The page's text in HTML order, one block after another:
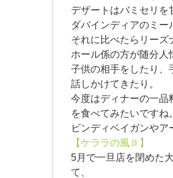
デザートはバミセリを
ダバインディアのミ
それに比べたらリーズ
ホール係の方が随分
子供の相手をしたり、
話しかけてきたり。
今度はディナーの一品
を食べてみたいですね
ビンディベイガンや
【ケララの風Ⅱ】
5月で一旦店を閉めた
て、